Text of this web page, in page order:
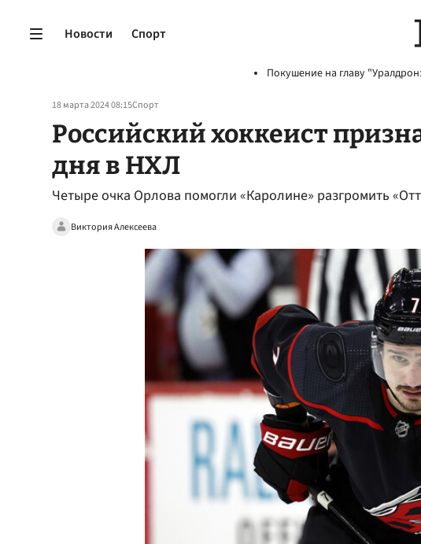
Новости Спорт
Покушение на главу
18 марта 2024 08:15Спорт
Российский хоккеист
дня в НХЛ
Четыре очка Орлова помогли «Каролине» разгромить
Виктория Алексеева